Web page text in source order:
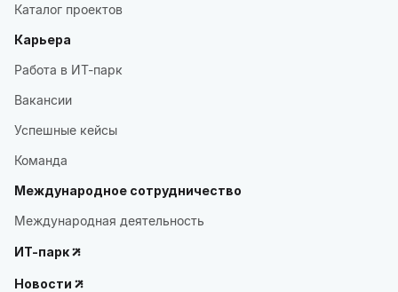
Каталог проектов
Карьера
Работа в ИТ-парк
Вакансии
Успешные кейсы
Команда
Международное сотрудничество
Международная деятельность
ИТ-парк
Новости